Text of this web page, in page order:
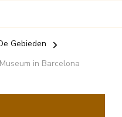
Gebieden
in Barcelona